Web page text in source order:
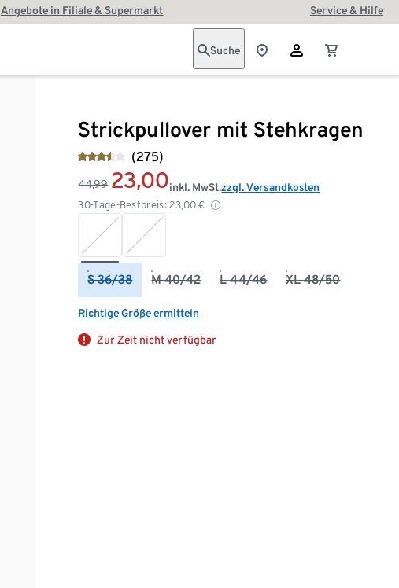
Angebote in Filiale & Supermarkt Service & Hilfe
Suche
Strickpullover mit Stehkragen
(275)
44,99 23,00
30-Tage-Bestpreis: 23,00 €
inkl. MwSt.zzgl. Versandkosten
S 36/38 M 40/42 L 44/46 XL 48/50
Richtige Größe ermitteln
Zur Zeit nicht verfügbar